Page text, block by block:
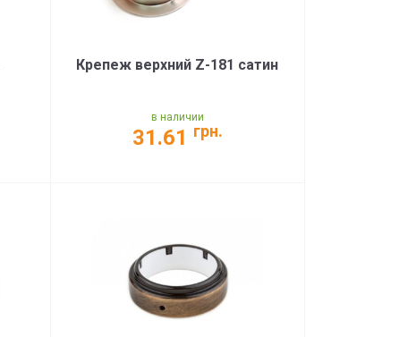
Крепеж верхний Z-181 сатин
в наличии
31.61 грн.